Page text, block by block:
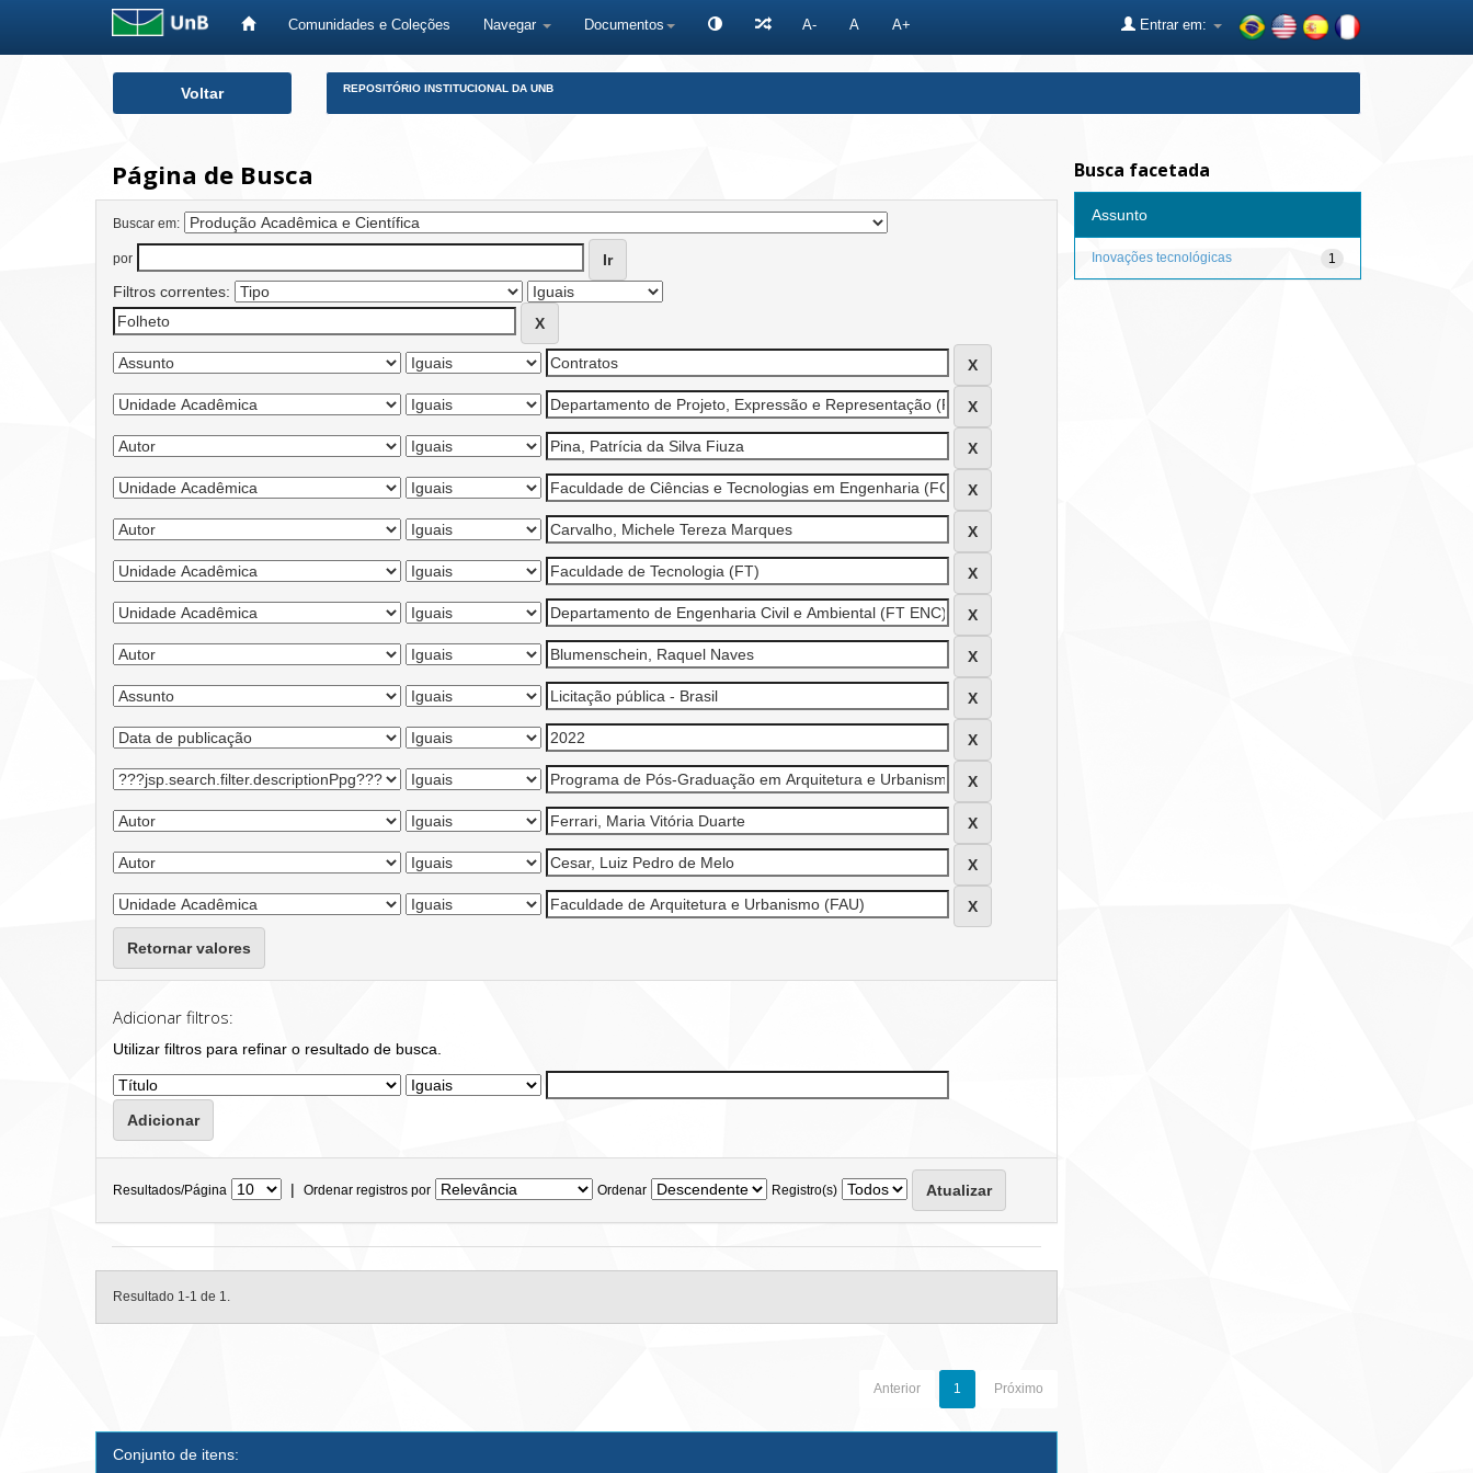
Comunidades e Coleções Navegar Documentos A- A A+ Entrar em:
Voltar REPOSITÓRIO INSTITUCIONAL DA UNB
Página de Busca
Buscar em:
por
Filtros correntes:
Retornar valores
Adicionar filtros:
Utilizar filtros para refinar o resultado de busca.
Resultados/Página | Ordenar registros por Ordenar Registro(s)
Resultado 1-1 de 1.
Anterior 1 Próximo
Conjunto de itens:
Busca facetada
Assunto
1
Inovações tecnológicas